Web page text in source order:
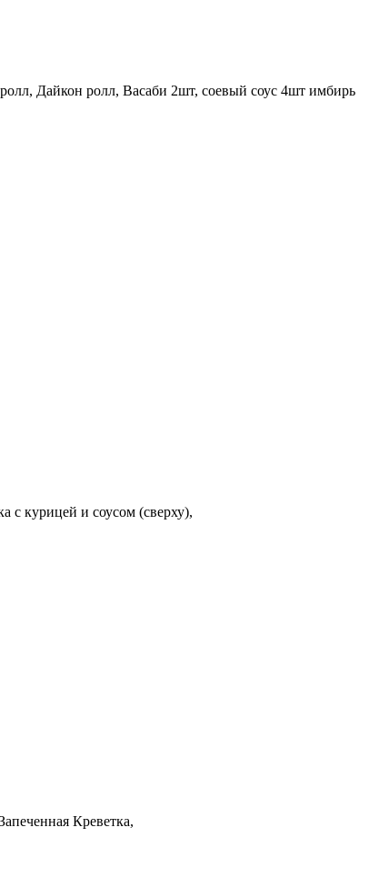
Дайкон ролл, Васаби 2шт, соевый соус 4шт имбирь
с курицей и соусом (сверху),
Креветка,